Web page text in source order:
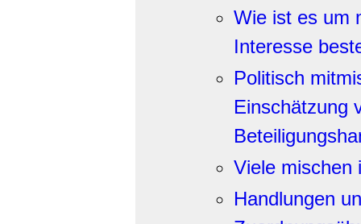
Wie ist es um
Interesse
Politisch
Einschätzung
Viele mischen
Handlungen